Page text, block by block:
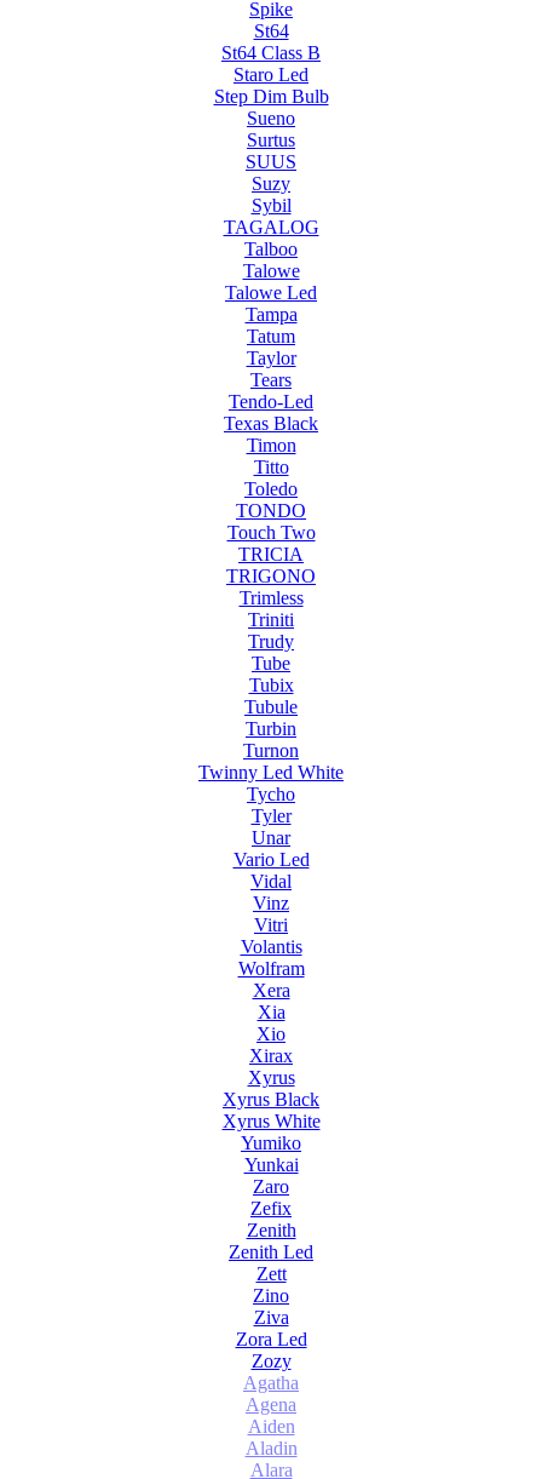
Spike
St64
St64 Class B
Staro Led
Step Dim Bulb
Sueno
Surtus
SUUS
Suzy
Sybil
TAGALOG
Talboo
Talowe
Talowe Led
Tampa
Tatum
Taylor
Tears
Tendo-Led
Texas Black
Timon
Titto
Toledo
TONDO
Touch Two
TRICIA
TRIGONO
Trimless
Triniti
Trudy
Tube
Tubix
Tubule
Turbin
Turnon
Twinny Led White
Tycho
Tyler
Unar
Vario Led
Vidal
Vinz
Vitri
Volantis
Wolfram
Xera
Xia
Xio
Xirax
Xyrus
Xyrus Black
Xyrus White
Yumiko
Yunkai
Zaro
Zefix
Zenith
Zenith Led
Zett
Zino
Ziva
Zora Led
Zozy
Agatha
Agena
Aiden
Aladin
Alara